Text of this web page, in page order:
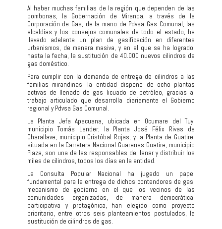
Al haber muchas familias de la región que dependen de las
bombonas, la Gobernación de Miranda, a través de la
Corporación de Gas, de la mano de Pdvsa Gas Comunal, las
alcaldías y los consejos comunales de todo el estado, ha
llevado adelante un plan de gasificación en diferentes
urbanismos, de manera masiva, y en el que se ha logrado,
hasta la fecha, la sustitución de 40.000 nuevos cilindros de
gas doméstico.
Para cumplir con la demanda de entrega de cilindros a las
familias mirandinas, la entidad dispone de ocho plantas
activas de llenado de gas licuado de petróleo, gracias al
trabajo articulado que desarrolla diariamente el Gobierno
regional y Pdvsa Gas Comunal.
La Planta Jefa Apacuana, ubicada en Ocumare del Tuy,
municipio Tomás Lander; la Planta José Félix Rivas de
Charallave, municipio Cristóbal Rojas; y la Planta de Guatire,
situada en la Carretera Nacional Guarenas-Guatire, municipio
Plaza, son una de las responsables de llenar y distribuir los
miles de cilindros, todos los días en la entidad.
La Consulta Popular Nacional ha jugado un papel
fundamental para la entrega de dichos contendores de gas,
mecanismo de gobierno en el que los vecinos de las
comunidades organizadas, de manera democrática,
participativa y protagónica, han elegido como proyecto
prioritario, entre otros seis planteamientos postulados, la
sustitución de cilindros de gas.